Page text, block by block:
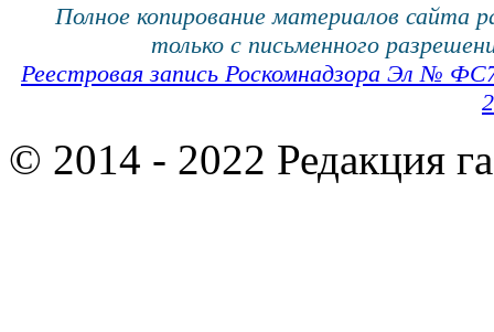
Полное копирование материалов сайта
только с письменного
Реестровая запись Роскомнадзора Эл №
© 2014 - 2022 Редакция